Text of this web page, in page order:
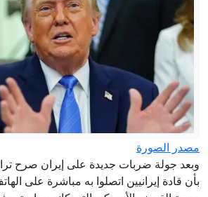
مصدر الصورة
وبعد جولة ضربات جديدة على إيران صرح
بأن قادة إيرانيين اتصلوا به مباشرة على